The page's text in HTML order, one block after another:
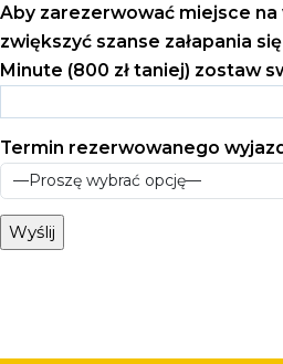
Aby zarezerwować miejsce na
zwiększyć szanse załapania
Minute (800 zł taniej) zostaw
Termin rezerwowanego